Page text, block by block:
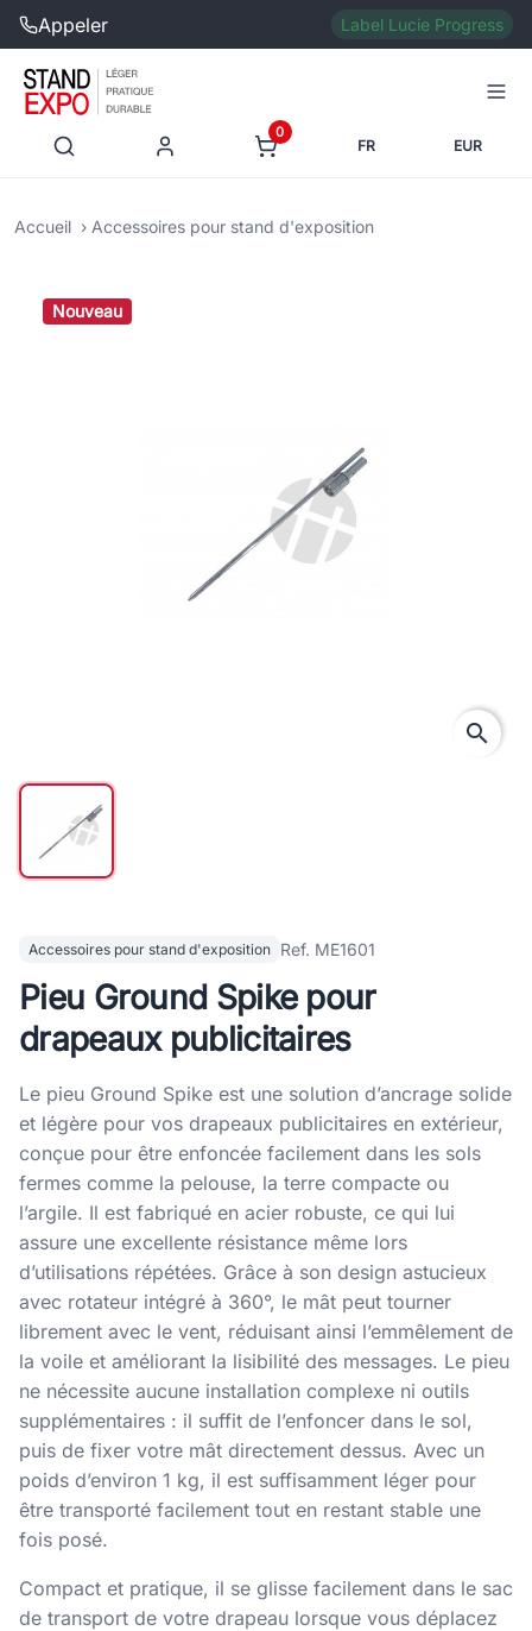
Appeler Label Lucie Progress
0
FR EUR
Accueil Accessoires pour stand d'exposition
Nouveau
search
Accessoires pour stand d'exposition Ref. ME1601
Pieu Ground Spike pour
drapeaux publicitaires
Le pieu Ground Spike est une solution d’ancrage solide
et légère pour vos drapeaux publicitaires en extérieur,
conçue pour être enfoncée facilement dans les sols
fermes comme la pelouse, la terre compacte ou
l’argile. Il est fabriqué en acier robuste, ce qui lui
assure une excellente résistance même lors
d’utilisations répétées. Grâce à son design astucieux
avec rotateur intégré à 360°, le mât peut tourner
librement avec le vent, réduisant ainsi l’emmêlement de
la voile et améliorant la lisibilité des messages. Le pieu
ne nécessite aucune installation complexe ni outils
supplémentaires : il suffit de l’enfoncer dans le sol,
puis de fixer votre mât directement dessus. Avec un
poids d’environ 1 kg, il est suffisamment léger pour
être transporté facilement tout en restant stable une
fois posé.
Compact et pratique, il se glisse facilement dans le sac
de transport de votre drapeau lorsque vous déplacez